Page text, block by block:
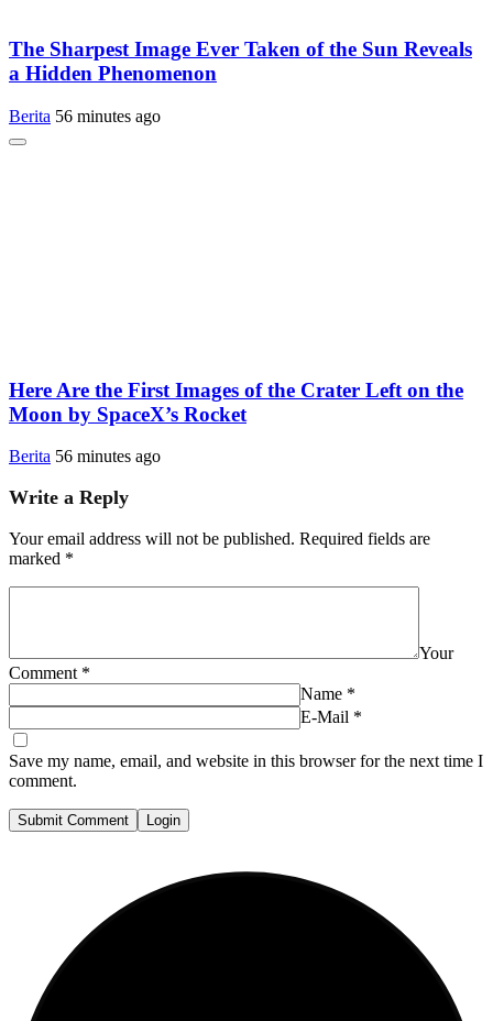
The Sharpest Image Ever Taken of the Sun Reveals
a Hidden Phenomenon
Berita 56 minutes ago
Here Are the First Images of the Crater Left on the
Moon by SpaceX’s Rocket
Berita 56 minutes ago
Write a Reply
Your email address will not be published. Required fields are
marked *
Your
Comment*
Name *
E-Mail *
Save my name, email, and website in this browser for the next time I
comment.
Submit Comment Login